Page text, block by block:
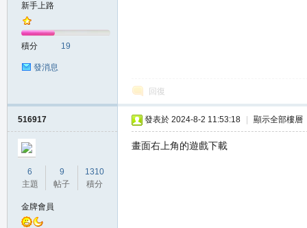
新手上路
積分 19
發消息
回復
516917
6
主題
9
帖子
1310
積分
金牌會員
發表於 2024-8-2 11:53:18 顯示全部樓層
畫面右上角的遊戲下載